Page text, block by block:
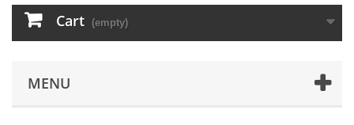
Cart (empty)
MENU